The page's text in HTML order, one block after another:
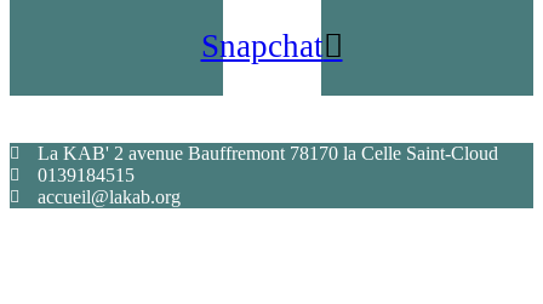
Snapchat
La KAB' 2 avenue Bauffremont 78170 la Celle Saint-Cloud
0139184515
accueil@lakab.org